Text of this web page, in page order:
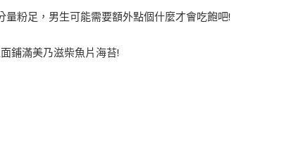
量粉足，男生可能需要額外點個什麼才會吃飽吧!
鋪滿美乃滋柴魚片海苔!